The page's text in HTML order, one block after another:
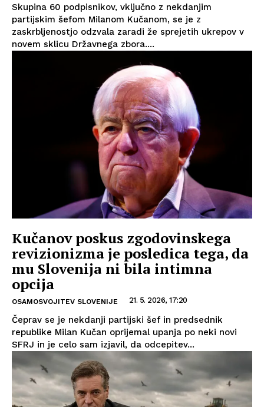
Skupina 60 podpisnikov, vključno z nekdanjim
partijskim šefom Milanom Kučanom, se je z
zaskrbljenostjo odzvala zaradi že sprejetih ukrepov v
novem sklicu Državnega zbora....
Kučanov poskus zgodovinskega
revizionizma je posledica tega, da
mu Slovenija ni bila intimna
opcija
OSAMOSVOJITEV SLOVENIJE 21. 5. 2026, 17:20
Čeprav se je nekdanji partijski šef in predsednik
republike Milan Kučan oprijemal upanja po neki novi
SFRJ in je celo sam izjavil, da odcepitev...